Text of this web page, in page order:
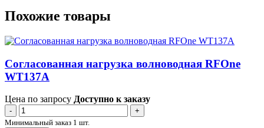
Похожие товары
Согласованная нагрузка волноводная RFOne
WT137A
Цена по запросу Доступно к заказу
-
+
Минимальный заказ 1 шт.